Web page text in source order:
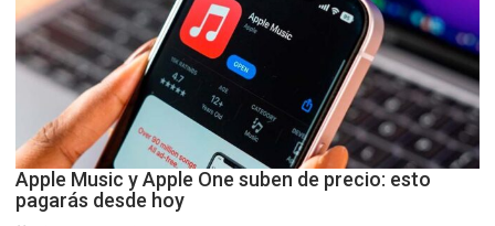
Apple Music y Apple One suben de precio: esto
pagarás desde hoy